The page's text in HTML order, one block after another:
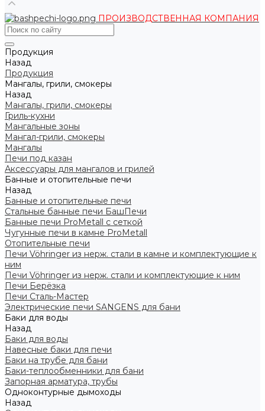
ПРОИЗВОДСТВЕННАЯ КОМПАНИЯ
Продукция
Назад
Продукция
Мангалы, грили, смокеры
Назад
Мангалы, грили, смокеры
Гриль-кухни
Мангальные зоны
Мангал-грили, смокеры
Мангалы
Печи под казан
Аксессуары для мангалов и грилей
Банные и отопительные печи
Назад
Банные и отопительные печи
Стальные банные печи БашПечи
Банные печи ProMetall с сеткой
Чугунные печи в камне ProMetall
Отопительные печи
Печи Vöhringer из нерж. стали в камне и комплектующие к
ним
Печи Vöhringer из нерж. стали и комплектующие к ним
Печи Берёзка
Печи Сталь-Мастер
Электрические печи SANGENS для бани
Баки для воды
Назад
Баки для воды
Навесные баки для печи
Баки на трубе для бани
Баки-теплообменники для бани
Запорная арматура, трубы
Одноконтурные дымоходы
Назад